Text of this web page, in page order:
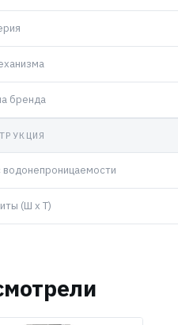
бренда
водонепроницаемости
(Ш x Т)